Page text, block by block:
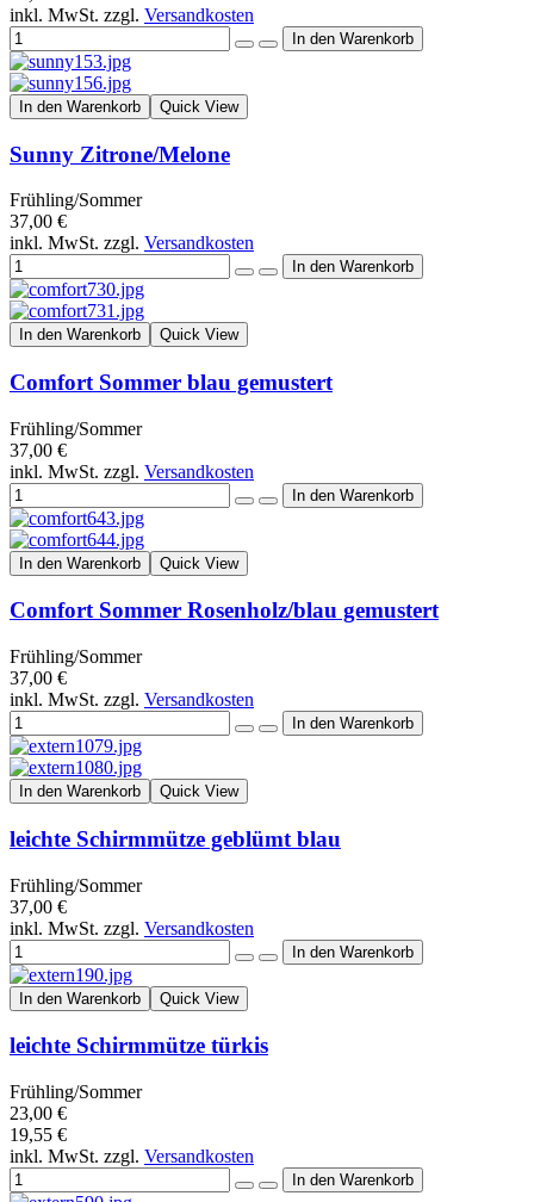
inkl. MwSt. zzgl. Versandkosten
In den Warenkorb Quick View
Sunny Zitrone/Melone
Frühling/Sommer
37,00 €
inkl. MwSt. zzgl. Versandkosten
In den Warenkorb Quick View
Comfort Sommer blau gemustert
Frühling/Sommer
37,00 €
inkl. MwSt. zzgl. Versandkosten
In den Warenkorb Quick View
Comfort Sommer Rosenholz/blau gemustert
Frühling/Sommer
37,00 €
inkl. MwSt. zzgl. Versandkosten
In den Warenkorb Quick View
leichte Schirmmütze geblümt blau
Frühling/Sommer
37,00 €
inkl. MwSt. zzgl. Versandkosten
In den Warenkorb Quick View
leichte Schirmmütze türkis
Frühling/Sommer
23,00 €
19,55 €
inkl. MwSt. zzgl. Versandkosten